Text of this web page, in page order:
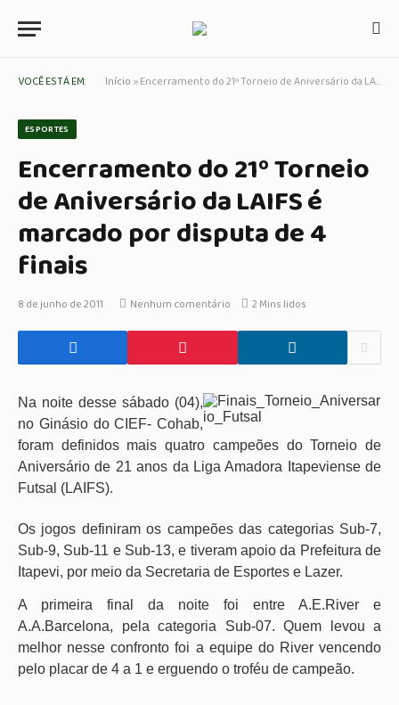
VOCÊ ESTÁ EM: Início »Encerramento do 21º Torneio de Aniversário da LAIFS é marcado por disputa de 4 finais
ESPORTES
Encerramento do 21º Torneio
de Aniversário da LAIFS é
marcado por disputa de 4
finais
8 de junho de 2011 Nenhum comentário 2 Mins lidos
Na noite desse sábado (04),
no Ginásio do CIEF- Cohab,
foram definidos mais quatro campeões do Torneio de
Aniversário de 21 anos da Liga Amadora Itapeviense de
Futsal (LAIFS).
Os jogos definiram os campeões das categorias Sub-7,
Sub-9, Sub-11 e Sub-13, e tiveram apoio da Prefeitura de
Itapevi, por meio da Secretaria de Esportes e Lazer.
A primeira final da noite foi entre A.E.River e
A.A.Barcelona, pela categoria Sub-07. Quem levou a
melhor nesse confronto foi a equipe do River vencendo
pelo placar de 4 a 1 e erguendo o troféu de campeão.